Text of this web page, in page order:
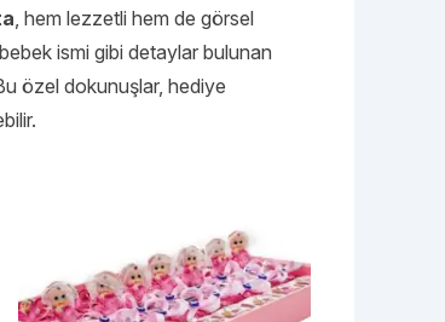
, hem lezzetli hem de görsel
ismi gibi detaylar bulunan
özel dokunuşlar, hediye